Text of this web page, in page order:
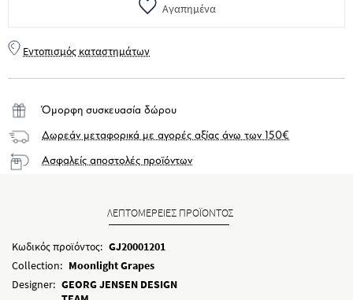
Αγαπημένα
Εντοπισμός καταστημάτων
Όμορφη συσκευασία δώρου
Δωρεάν μεταφορικά με αγορές αξίας άνω των 150€
Ασφαλείς αποστολές προϊόντων
ΛΕΠΤΟΜΕΡΕΙΕΣ ΠΡΟΪΟΝΤΟΣ
Κωδικός προϊόντος: GJ20001201
Collection: Moonlight Grapes
Designer: GEORG JENSEN DESIGN